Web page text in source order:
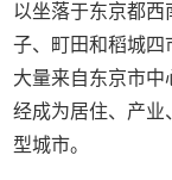
以坐落于东京都西
子、町田和稻城四
大量来自东京市
经成为居住、产业
型城市。